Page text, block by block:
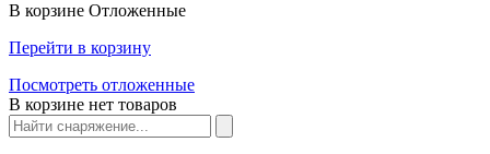
В корзине Отложенные
Перейти в корзину
Посмотреть отложенные
В корзине нет товаров